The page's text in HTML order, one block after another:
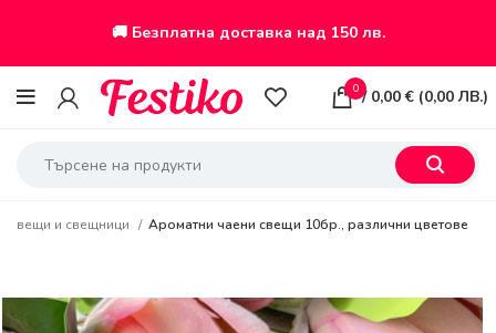
🚚 Безплатна доставка над 150 лв.
0 / 0,00€ (0,00 ЛВ.)
Свещи и свещници Ароматни чаени свещи 10бр., различни цветове